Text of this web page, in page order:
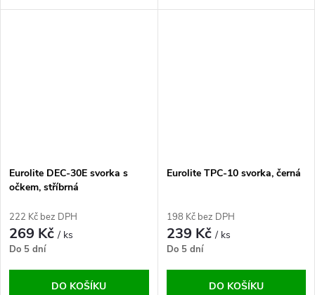
Eurolite DEC-30E svorka s
očkem, stříbrná
222 Kč bez DPH
269 Kč/ ks
Do 5 dní
DO KOŠÍKU
Eurolite TPC-10 svorka, černá
198 Kč bez DPH
239 Kč/ ks
Do 5 dní
DO KOŠÍKU